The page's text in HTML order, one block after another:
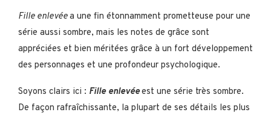
Fille enlevéea une fin étonnamment prometteuse pour une
série aussi sombre, mais les notes de grâce sont
appréciées et bien méritées grâce à un fort développement
des personnages et une profondeur psychologique.
Soyons clairs ici : Fille enlevéeest une série très sombre.
De façon rafraîchissante, la plupart de ses détails les plus